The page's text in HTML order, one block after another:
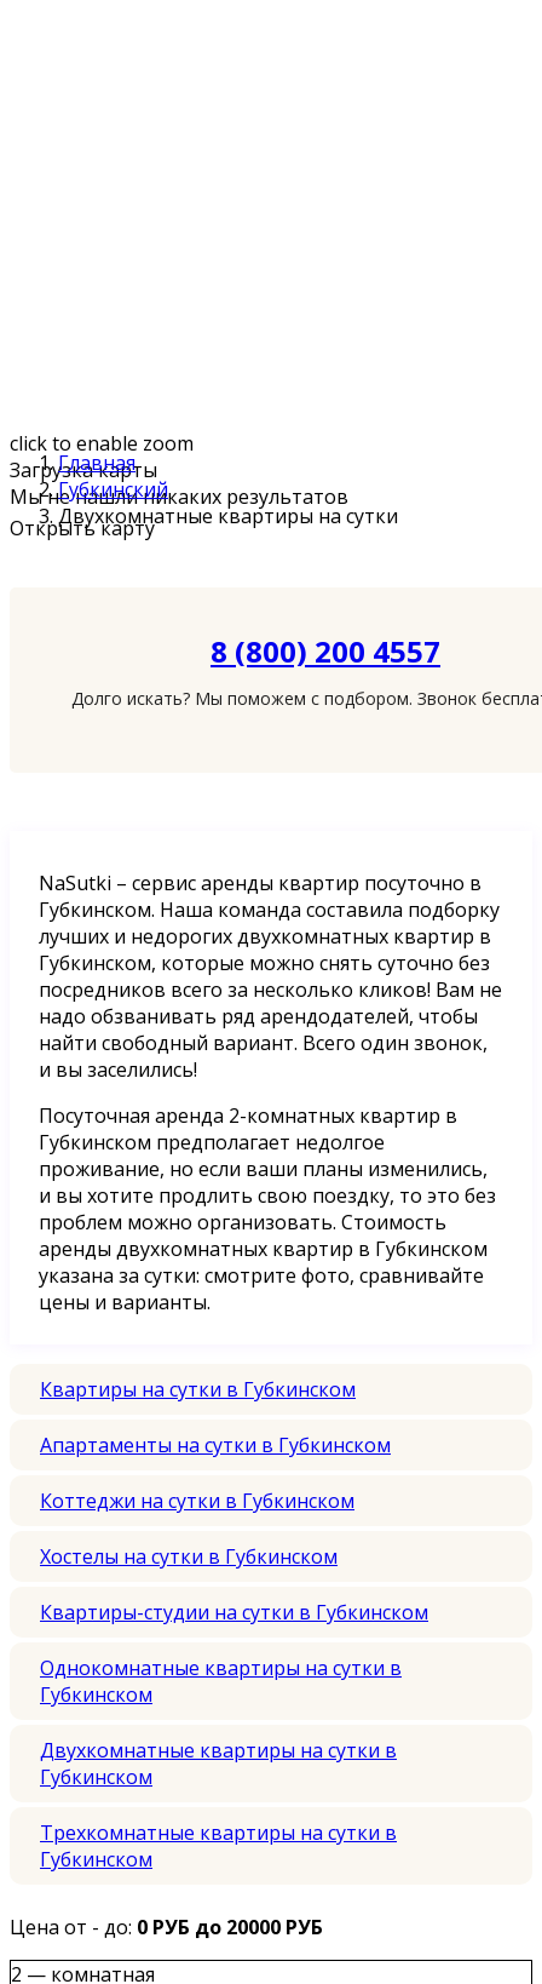
click to enable zoom
Загрузка карты
Мы не нашли никаких результатов
Открыть карту
Главная
Губкинский
Двухкомнатные квартиры на сутки
8 (800) 200 4557
Долго искать? Мы поможем с подбором. Звонок
NaSutki – сервис аренды квартир посуточно в
Губкинском. Наша команда составила подборку
лучших и недорогих двухкомнатных квартир в
Губкинском, которые можно снять суточно без
посредников всего за несколько кликов! Вам не
надо обзванивать ряд арендодателей, чтобы
найти свободный вариант. Всего один звонок,
и вы заселились!
Посуточная аренда 2-комнатных квартир в
Губкинском предполагает недолгое
проживание, но если ваши планы изменились,
и вы хотите продлить свою поездку, то это без
проблем можно организовать. Стоимость
аренды двухкомнатных квартир в Губкинском
указана за сутки: смотрите фото, сравнивайте
цены и варианты.
Квартиры на сутки в Губкинском
Апартаменты на сутки в Губкинском
Коттеджи на сутки в Губкинском
Хостелы на сутки в Губкинском
Квартиры-студии на сутки в Губкинском
Однокомнатные квартиры на сутки в
Губкинском
Двухкомнатные квартиры на сутки в
Губкинском
Трехкомнатные квартиры на сутки в
Губкинском
Цена от - до: 0 РУБ до 20000 РУБ
2 — комнатная